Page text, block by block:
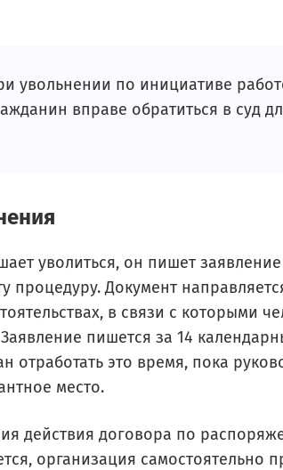
увольнении по инициативе
вправе обратиться в суд
уволиться, он пишет
процедуру. Документ
в связи с которыми
пишется за 14
отработать это время, пока
место.
действия договора по
организация самостоятельно